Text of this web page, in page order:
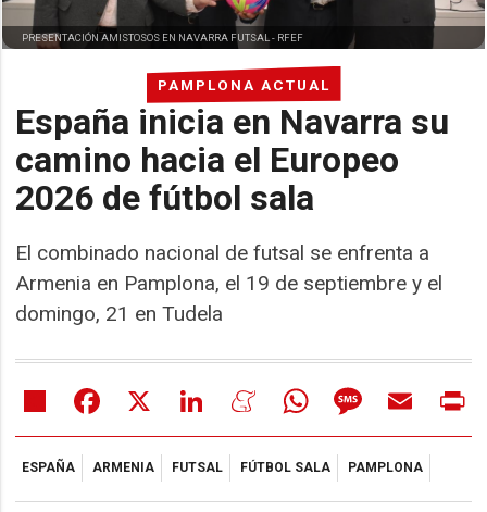
PAMPLONA ACTUAL
España inicia en Navarra su
camino hacia el Europeo
2026 de fútbol sala
El combinado nacional de futsal se enfrenta a
Armenia en Pamplona, el 19 de septiembre y el
domingo, 21 en Tudela
PRESENTACIÓN AMISTOSOS EN NAVARRA FUTSAL - RFEF
Share Facebook LinkedIn MeneameWhatsAppMessageEmail
ESPAÑA ARMENIA FUTSAL FÚTBOL SALA PAMPLONA